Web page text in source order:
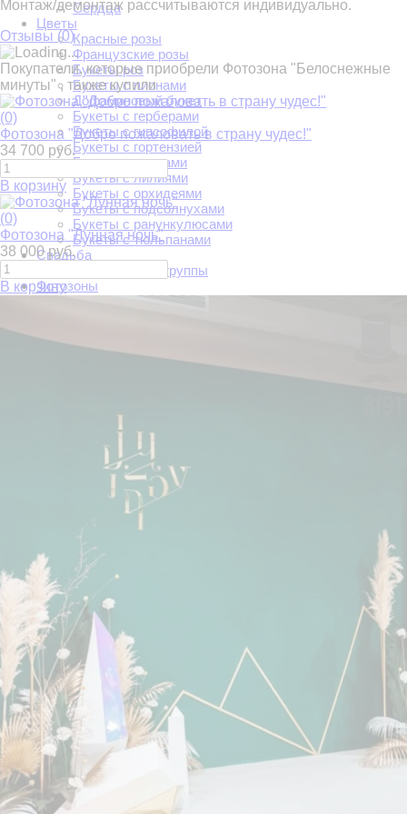
Сердца
Цветы
Красные розы
Французские розы
Букеты роз
Букеты с пионами
Дофаминовый букет
Букеты с герберами
Букеты с гипсофилой
Букеты с гортензией
Букеты с каллами
Букеты с лилиями
Букеты с орхидеями
Букеты с подсолнухами
Букеты с ранункулюсами
Букеты с тюльпанами
Свадьба
Украшение входной группы
Фотозоны
Мне 1 годик
На годик
Аренда фотозон
В русском стиле
Пайетки
День рождения и юбилей
Военная тематика
Оскар. Чикаго. Гэтсби.
Мои 90-е
Круглые фотозоны
Гендер Пати
Выставка
Эко фотозона
Корзина с шаром
Патриотические
Фотозоны из шаров
Фигуры из шаров
Фольгированные шары
Капибара
Женщине
Мужчине
Папе
Маме
Монтаж/демонтаж рассчитываются индивидуально.
Отзывы (0)
Покупатели, которые приобрели Фотозона "Белоснежные
минуты" , также купили
(0)
Фотозона "Добро пожаловать в страну чудес!"
34 700 руб.
В корзину
(0)
Фотозона "Лунная ночь"
38 000 руб.
В корзину